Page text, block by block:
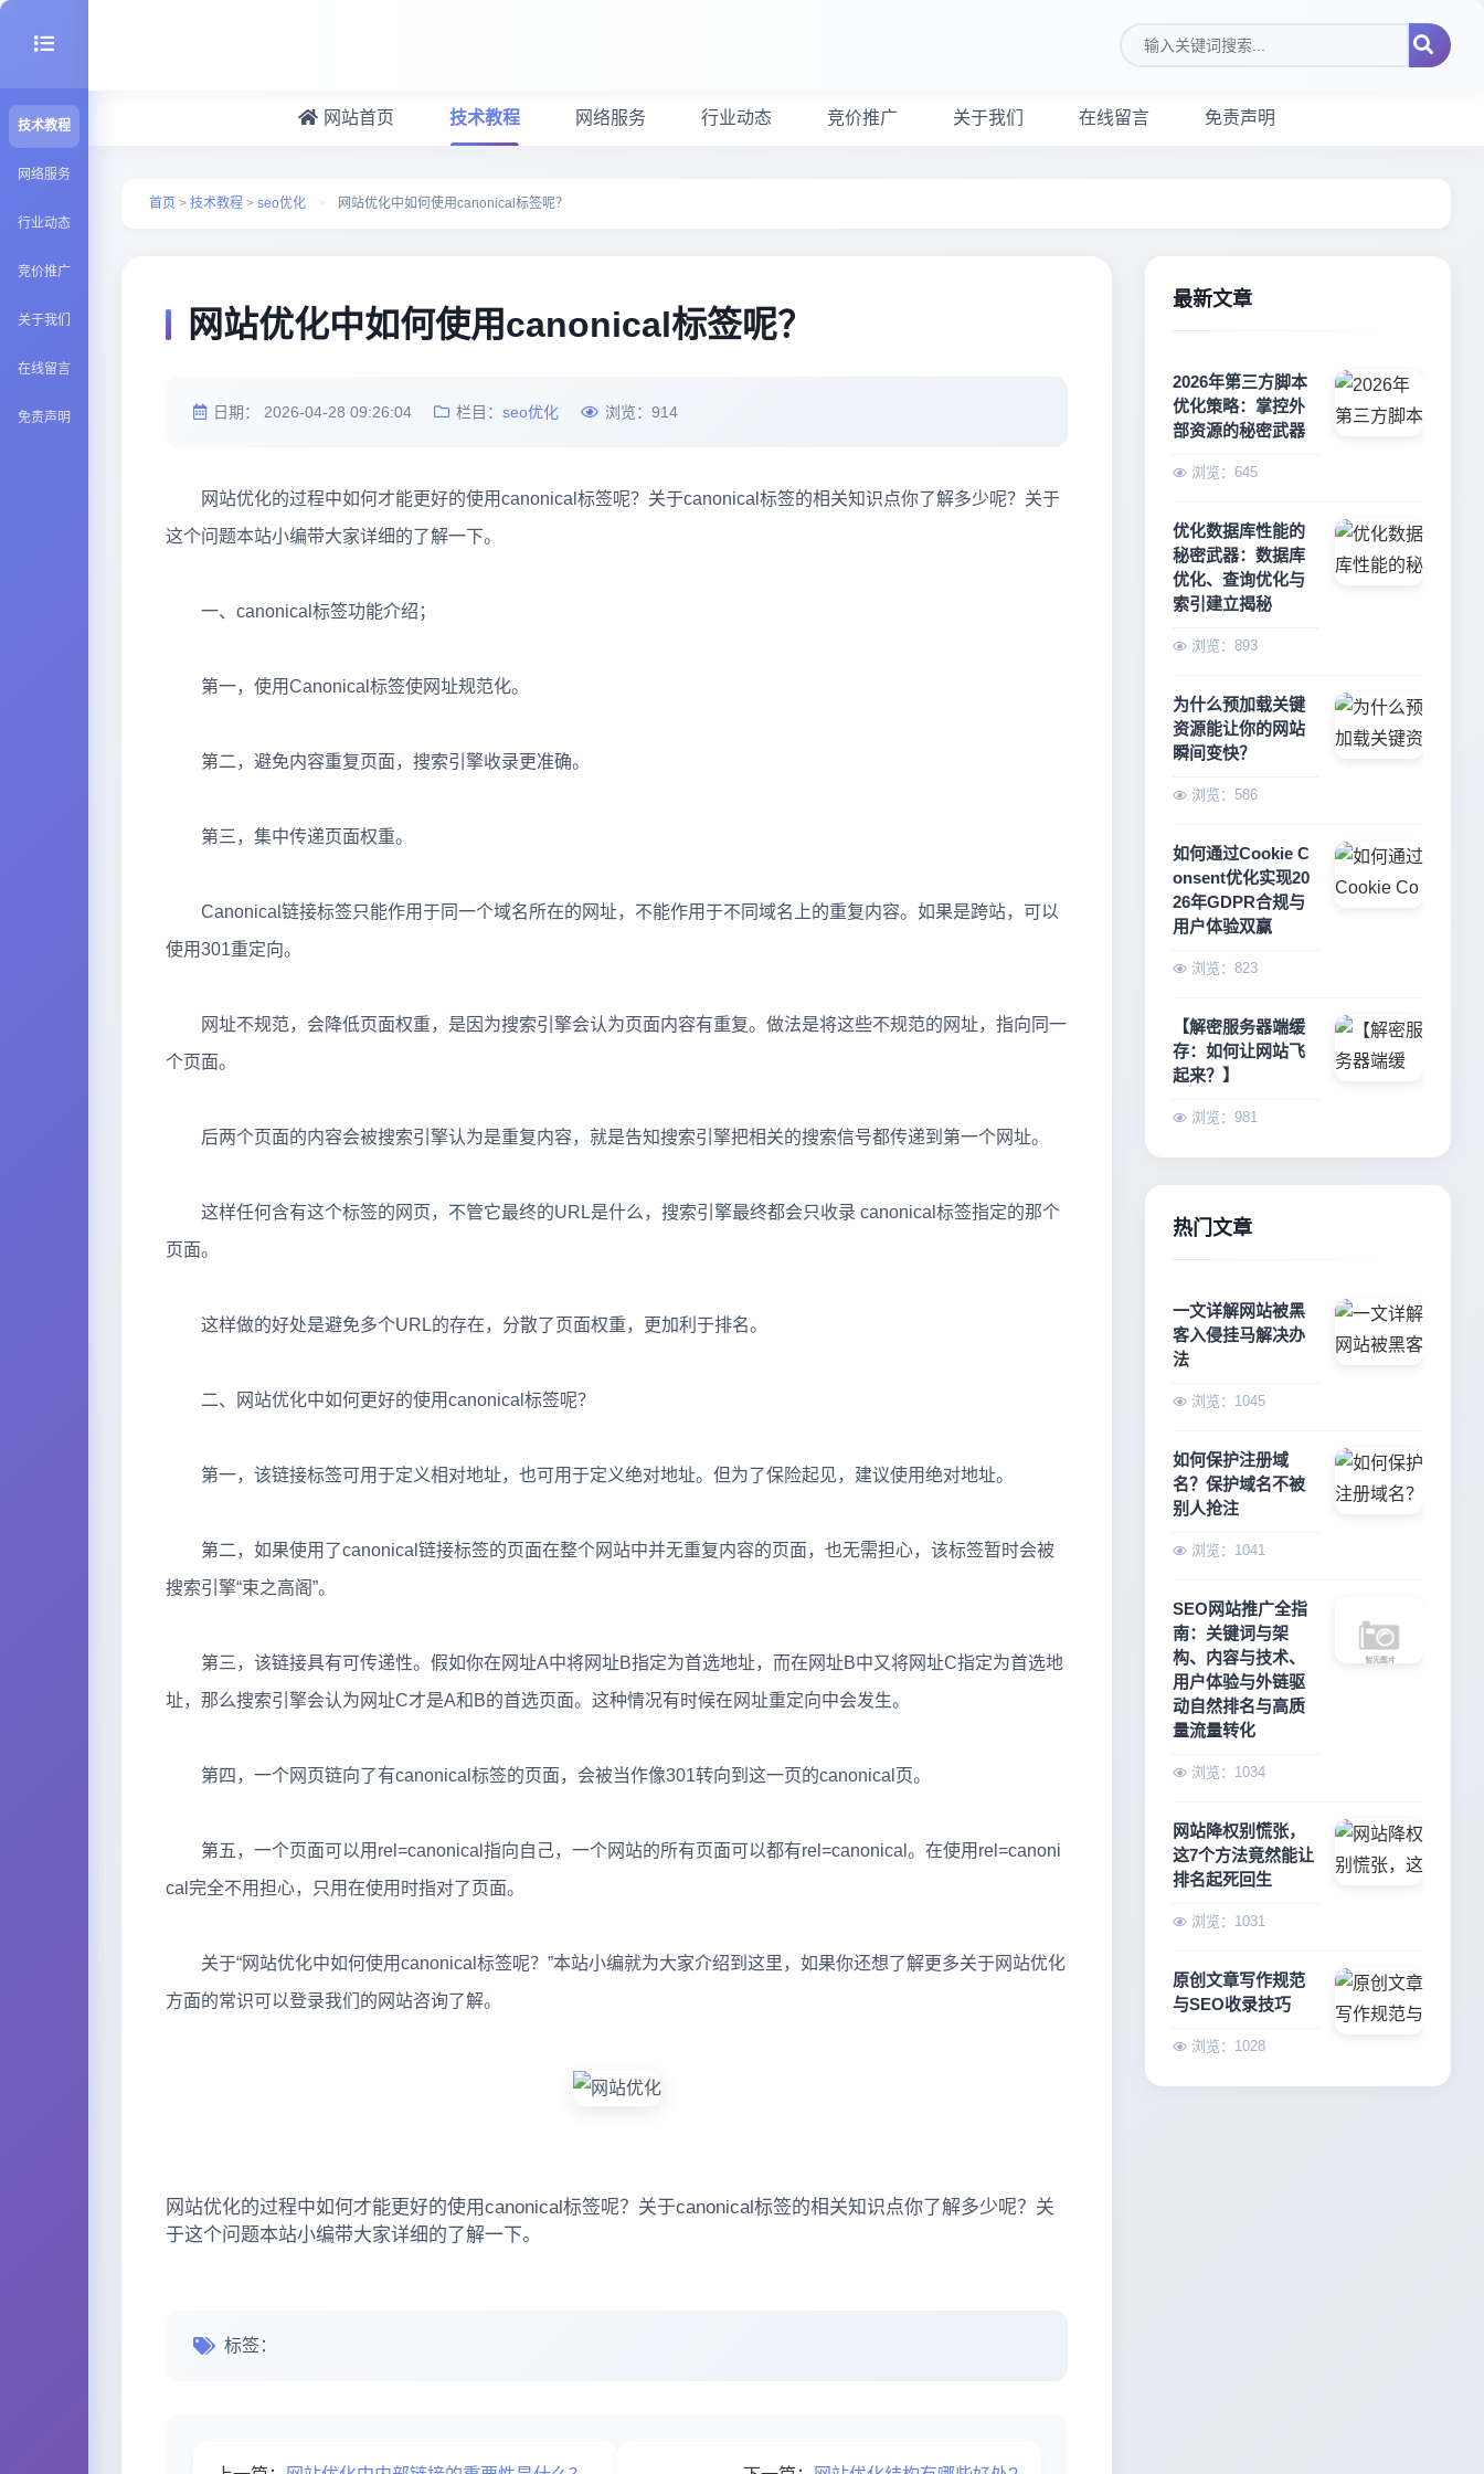
技术教程
seo优化
网络服务
行业动态
竞价推广
关于我们
在线留言
免责声明
搜索关键词
网站首页 技术教程 网络服务 行业动态 竞价推广 关于我们 在线留言 免责声明
首页 > 技术教程 > seo优化 > 网站优化中如何使用canonical标签呢？
网站优化中如何使用canonical标签呢？
日期： 2026-04-28 09:26:04 栏目： seo优化 浏览： 914
网站优化的过程中如何才能更好的使用canonical标签呢？关于canonical标签的相关知识点你了解多少呢？关于
这个问题本站小编带大家详细的了解一下。
一、canonical标签功能介绍；
第一，使用Canonical标签使网址规范化。
第二，避免内容重复页面，搜索引擎收录更准确。
第三，集中传递页面权重。
Canonical链接标签只能作用于同一个域名所在的网址，不能作用于不同域名上的重复内容。如果是跨站，可以
使用301重定向。
网址不规范，会降低页面权重，是因为搜索引擎会认为页面内容有重复。做法是将这些不规范的网址，指向同一
个页面。
后两个页面的内容会被搜索引擎认为是重复内容，就是告知搜索引擎把相关的搜索信号都传递到第一个网址。
这样任何含有这个标签的网页，不管它最终的URL是什么，搜索引擎最终都会只收录 canonical标签指定的那个
页面。
这样做的好处是避免多个URL的存在，分散了页面权重，更加利于排名。
二、网站优化中如何更好的使用canonical标签呢？
第一，该链接标签可用于定义相对地址，也可用于定义绝对地址。但为了保险起见，建议使用绝对地址。
第二，如果使用了canonical链接标签的页面在整个网站中并无重复内容的页面，也无需担心，该标签暂时会被
搜索引擎“束之高阁”。
第三，该链接具有可传递性。假如你在网址A中将网址B指定为首选地址，而在网址B中又将网址C指定为首选地
址，那么搜索引擎会认为网址C才是A和B的首选页面。这种情况有时候在网址重定向中会发生。
第四，一个网页链向了有canonical标签的页面，会被当作像301转向到这一页的canonical页。
第五，一个页面可以用rel=canonical指向自己，一个网站的所有页面可以都有rel=canonical。在使用rel=canoni
cal完全不用担心，只用在使用时指对了页面。
关于“网站优化中如何使用canonical标签呢？”本站小编就为大家介绍到这里，如果你还想了解更多关于网站优化
方面的常识可以登录我们的网站咨询了解。
网站优化的过程中如何才能更好的使用canonical标签呢？关于canonical标签的相关知识点你了解多少呢？关
于这个问题本站小编带大家详细的了解一下。
标签：
最新文章
2026年第三方脚本
优化策略：掌控外
部资源的秘密武器
浏览：645
优化数据库性能的
秘密武器：数据库
优化、查询优化与
索引建立揭秘
浏览：893
为什么预加载关键
资源能让你的网站
瞬间变快？
浏览：586
如何通过Cookie C
onsent优化实现20
26年GDPR合规与
用户体验双赢
浏览：823
【解密服务器端缓
存：如何让网站飞
起来？】
浏览：981
热门文章
一文详解网站被黑
客入侵挂马解决办
法
浏览：1045
如何保护注册域
名？保护域名不被
别人抢注
浏览：1041
SEO网站推广全指
南：关键词与架
构、内容与技术、
用户体验与外链驱
动自然排名与高质
量流量转化
浏览：1034
网站降权别慌张，
这7个方法竟然能让
排名起死回生
浏览：1031
原创文章写作规范
与SEO收录技巧
浏览：1028